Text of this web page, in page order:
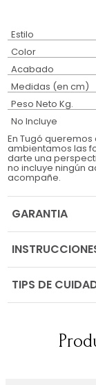
Estilo
Color
Acabado
Medidas (en cm)
Peso Neto Kg.
No Incluye
En Tugó
ambientamos las
darte una
no incluye ningún
acompañe.
GARANTIA
TIPS DE